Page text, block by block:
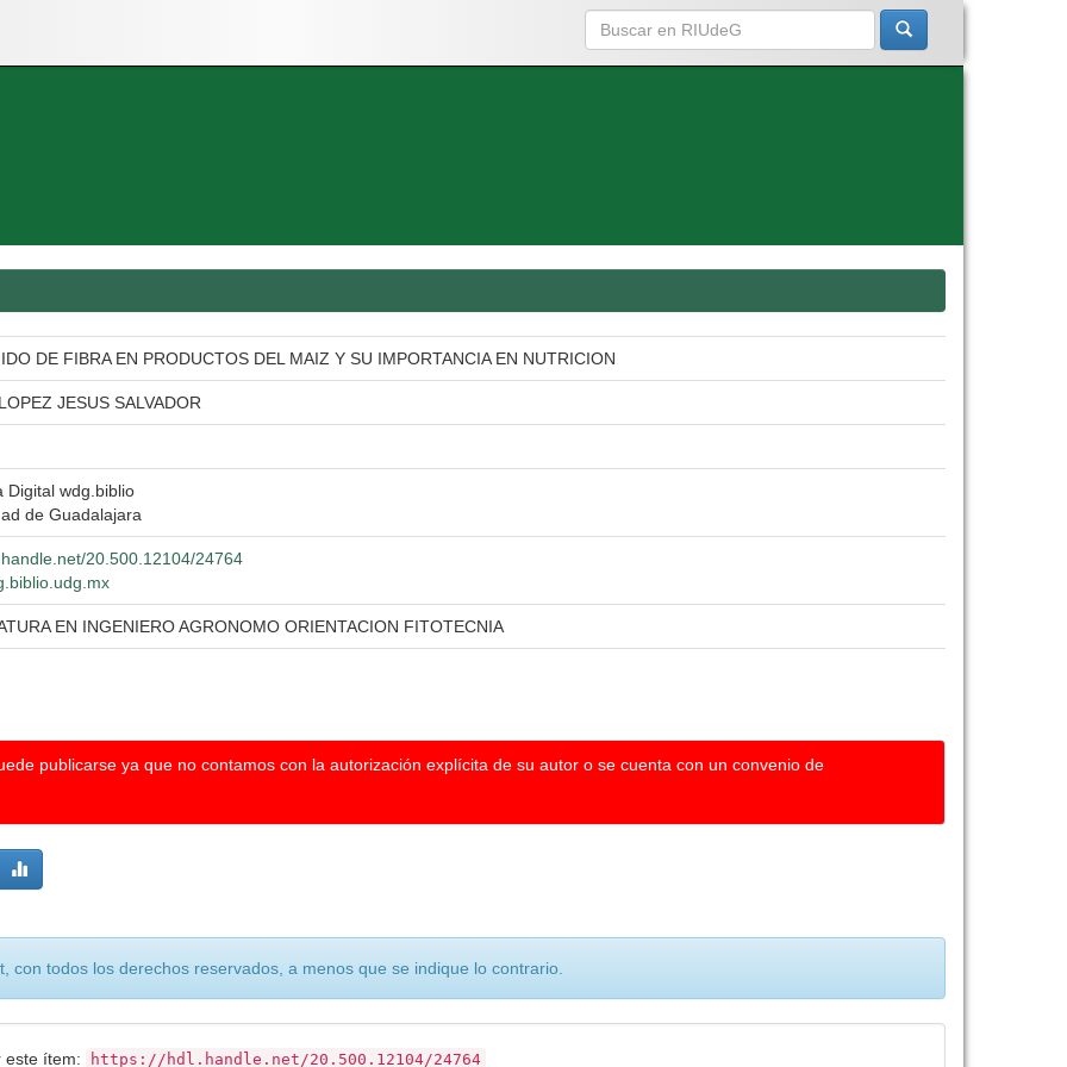
DE FIBRA EN PRODUCTOS DEL MAIZ Y SU IMPORTANCIA EN NUTRICION
JESUS SALVADOR
Digital wdg.biblio
de Guadalajara
20.500.12104/24764
EN INGENIERO AGRONOMO ORIENTACION FITOTECNIA
publicarse ya que no contamos con la autorización explícita de su autor o se cuenta con un convenio de
todos los derechos reservados, a menos que se indique lo contrario.
este ítem: https://hdl.handle.net/20.500.12104/24764